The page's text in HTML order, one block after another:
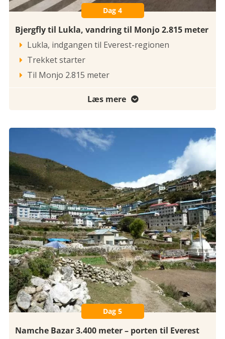
Dag 4
Bjergfly til Lukla, vandring til Monjo 2.815 meter
 Lukla, indgangen til Everest-regionen
 Trekket starter
 Til Monjo 2.815 meter
Læs mere 
Dag 5
Namche Bazar 3.400 meter – porten til Everest